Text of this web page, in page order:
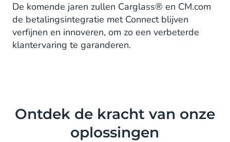
De komende jaren zullen Carglass® en CM.com
de betalingsintegratie met Connect blijven
verfijnen en innoveren, om zo een verbeterde
klantervaring te garanderen.
Ontdek de kracht van onze
oplossingen